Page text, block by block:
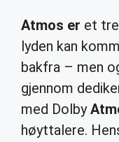
Atmos er et
lyden kan
bakfra – men
gjennom
med Dolby
høyttalere.